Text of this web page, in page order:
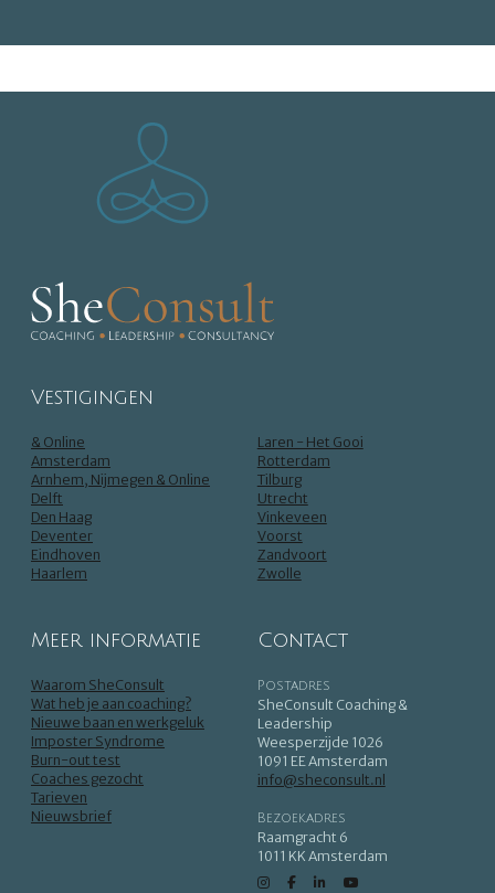
Vestigingen
& Online
Amsterdam
Arnhem, Nijmegen & Online
Delft
Den Haag
Deventer
Eindhoven
Haarlem
Laren - Het Gooi
Rotterdam
Tilburg
Utrecht
Vinkeveen
Voorst
Zandvoort
Zwolle
Meer informatie
Waarom SheConsult
Wat heb je aan coaching?
Nieuwe baan en werkgeluk
Imposter Syndrome
Burn-out test
Coaches gezocht
Tarieven
Nieuwsbrief
Contact
Postadres
SheConsult Coaching &
Leadership
Weesperzijde 1026
1091 EE Amsterdam
info@sheconsult.nl
Bezoekadres
Raamgracht 6
1011 KK Amsterdam